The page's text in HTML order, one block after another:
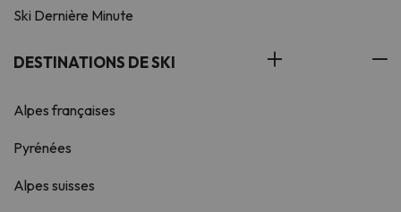
Ski Dernière Minute
DESTINATIONS DE SKI
Alpes françaises
Pyrénées
Alpes suisses